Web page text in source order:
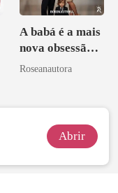
A babá é a mais
nova obsessão
do CEO
Roseanautora
Abrir